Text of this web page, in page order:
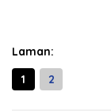
Laman:
1
2